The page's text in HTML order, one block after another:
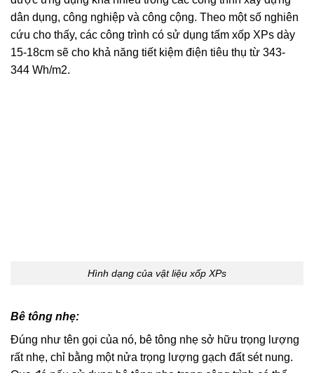
dân dụng, công nghiệp và công cộng. Theo một số nghiên
cứu cho thấy, các công trình có sử dụng tấm xốp XPs dày
15-18cm sẽ cho khả năng tiết kiệm điện tiêu thụ từ 343-
344 Wh/m2.
Hình dạng của vật liệu xốp XPs
Bê tông nhẹ:
Đúng như tên gọi của nó, bê tông nhẹ sở hữu trọng lượng
rất nhẹ, chỉ bằng một nửa trọng lượng gạch đất sét nung.